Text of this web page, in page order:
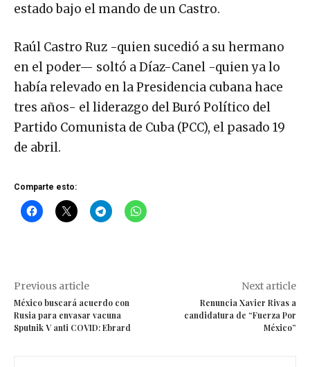
estado bajo el mando de un Castro.
Raúl Castro Ruz -quien sucedió a su hermano
en el poder— soltó a Díaz-Canel -quien ya lo
había relevado en la Presidencia cubana hace
tres años- el liderazgo del Buró Político del
Partido Comunista de Cuba (PCC), el pasado 19
de abril.
Comparte esto:
Previous article
México buscará acuerdo con
Rusia para envasar vacuna
Sputnik V anti COVID: Ebrard
Next article
Renuncia Xavier Rivas a
candidatura de “Fuerza Por
México”